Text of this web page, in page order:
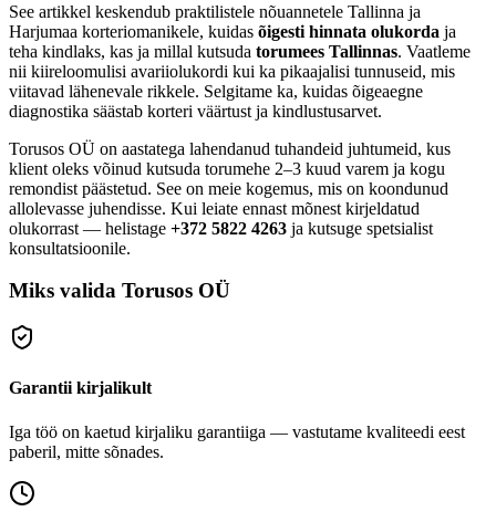
See artikkel keskendub praktilistele nõuannetele Tallinna ja
Harjumaa korteriomanikele, kuidas õigesti hinnata olukorda ja
teha kindlaks, kas ja millal kutsuda torumees Tallinnas. Vaatleme
nii kiireloomulisi avariiolukordi kui ka pikaajalisi tunnuseid, mis
viitavad lähenevale rikkele. Selgitame ka, kuidas õigeaegne
diagnostika säästab korteri väärtust ja kindlustusarvet.
Torusos OÜ on aastatega lahendanud tuhandeid juhtumeid, kus
klient oleks võinud kutsuda torumehe 2–3 kuud varem ja kogu
remondist päästetud. See on meie kogemus, mis on koondunud
allolevasse juhendisse. Kui leiate ennast mõnest kirjeldatud
olukorrast — helistage +372 5822 4263 ja kutsuge spetsialist
konsultatsioonile.
Miks valida Torusos OÜ
Garantii kirjalikult
Iga töö on kaetud kirjaliku garantiiga — vastutame kvaliteedi eest
paberil, mitte sõnades.